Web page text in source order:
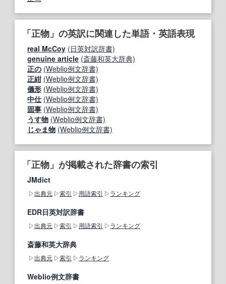
「正物」の英訳に関連した単語・英語表現
real McCoy (日英対訳辞書)
genuine article (斎藤和英大辞典)
正の (Weblio例文辞書)
正紺 (Weblio例文辞書)
儀形 (Weblio例文辞書)
中仕 (Weblio例文辞書)
固事 (Weblio例文辞書)
うす物 (Weblio例文辞書)
じゃま物 (Weblio例文辞書)
「正物」が掲載された辞書の索引
JMdict
出典元 索引 用語索引 ランキング
EDR日英対訳辞書
出典元 索引 用語索引 ランキング
斎藤和英大辞典
出典元 索引 ランキング
Weblio例文辞書